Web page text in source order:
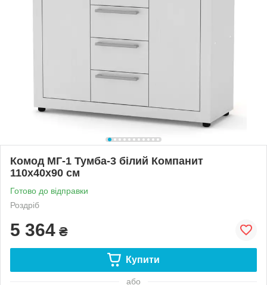
Комод МГ-1 Тумба-3 білий Компанит
110х40х90 см
Готово до відправки
Роздріб
5 364 ₴
Купити
або